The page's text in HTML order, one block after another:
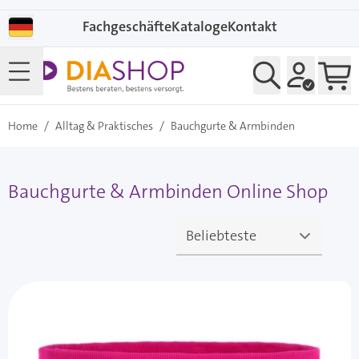
FachgeschäfteKatalogeKontakt
Home / Alltag & Praktisches / Bauchgurte & Armbinden
Bauchgurte & Armbinden Online Shop